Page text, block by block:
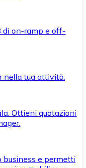
di on-ramp e off-
nella tua attività.
Ottieni quotazioni
business e permetti